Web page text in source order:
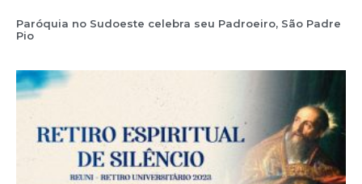
Paróquia no Sudoeste celebra seu Padroeiro, São Padre
Pio